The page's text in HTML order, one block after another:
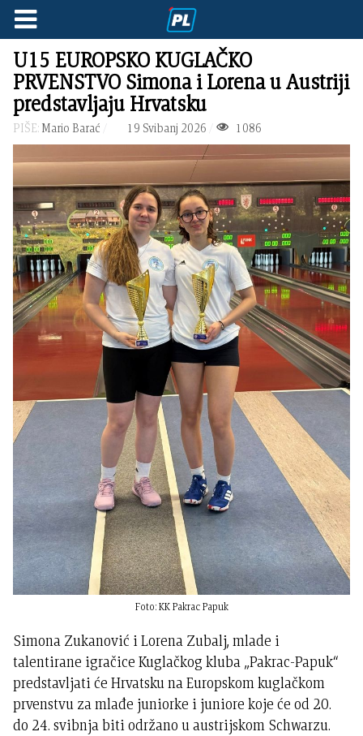
U15 EUROPSKO KUGLAČKO
PRVENSTVO Simona i Lorena u Austriji
predstavljaju Hrvatsku
PIŠE: Mario Barać 19 Svibanj 2026 1086
Foto: KK Pakrac Papuk
Simona Zukanović i Lorena Zubalj, mlade i
talentirane igračice Kuglačkog kluba „Pakrac-Papuk“
predstavljati će Hrvatsku na Europskom kuglačkom
prvenstvu za mlađe juniorke i juniore koje će od 20.
do 24. svibnja biti održano u austrijskom Schwarzu.